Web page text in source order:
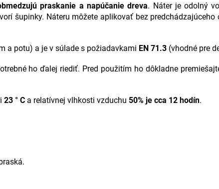
praskanie a napúčanie dreva. Náter je odolný
šupinky. Náteru môžete aplikovať bez
a potu) a je v súlade s požiadavkami EN 71.3 (vhodné pre
ho ďalej riediť. Pred použitím ho dôkladne
23 ° C a relatívnej vlhkosti vzduchu 50% je cca 12 hodín.